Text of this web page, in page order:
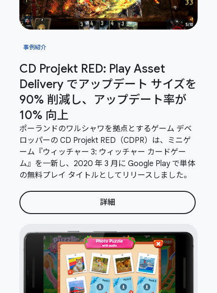
事例紹介
CD Projekt RED: Play Asset
Delivery でアップデート サイズを
90% 削減し、アップデート率が
10% 向上
ポーランドのワルシャワを拠点とするゲーム デベ
ロッパーの CD Projekt RED（CDPR）は、ミニゲ
ーム『ウィッチャー 3: ウィッチャー カードゲー
ム』を一新し、2020 年 3 月に Google Play で単体
の無料プレイ タイトルとしてリリースしました。
詳細